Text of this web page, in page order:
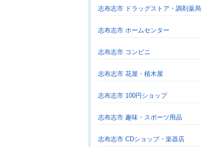
志布志市 ドラッグストア・調剤薬局
志布志市 ホームセンター
志布志市 コンビニ
志布志市 花屋・植木屋
志布志市 100円ショップ
志布志市 趣味・スポーツ用品
志布志市 CDショップ・楽器店